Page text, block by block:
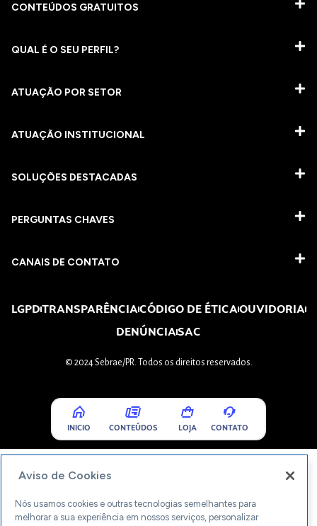
CONTEÚDOS GRATUITOS
QUAL É O SEU PERFIL?
ATUAÇÃO POR SETOR
ATUAÇÃO INSTITUCIONAL
SOLUÇÕES DESTACADAS
PERGUNTAS CHAVES​
CANAIS DE CONTATO
LGPDTRANSPARÊNCIACÓDIGO DE ÉTICAOUVIDORIA
DENÚNCIASAC
© 2024 Sebrae/PR. Todos os direitos reservados.
INICIO CONTEÚDOS LOJA CONTATO
Aviso de Cookies
Nós usamos cookies e outras tecnologias semelhantes para
melhorar a sua experiência em nossos serviços, personalizar